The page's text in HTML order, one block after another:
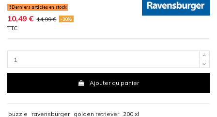
Derniers articles en stock
10,49 € 14,99 € -30%
TTC
Ajouter au panier
puzzle ravensburger golden retriever 200 xl